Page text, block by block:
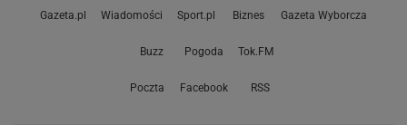
Gazeta.pl Wiadomości Sport.pl Biznes Gazeta Wyborcza
Buzz Pogoda Tok.FM
Poczta Facebook RSS